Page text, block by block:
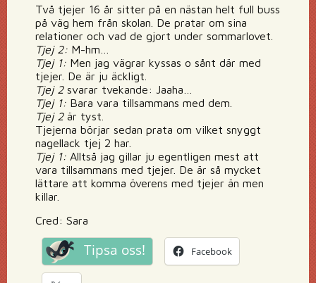
Två tjejer 16 år sitter på en nästan helt full buss
på väg hem från skolan. De pratar om sina
relationer och vad de gjort under sommarlovet.
Tjej 2: M-hm…
Tjej 1: Men jag vägrar kyssas o sånt där med
tjejer. De är ju äckligt.
Tjej 2 svarar tvekande: Jaaha…
Tjej 1: Bara vara tillsammans med dem.
Tjej 2är tyst.
Tjejerna börjar sedan prata om vilket snyggt
nagellack tjej 2 har.
Tjej 1: Alltså jag gillar ju egentligen mest att
vara tillsammans med tjejer. De är så mycket
lättare att komma överens med tjejer än men
killar.
Cred: Sara
Tipsa oss! Facebook